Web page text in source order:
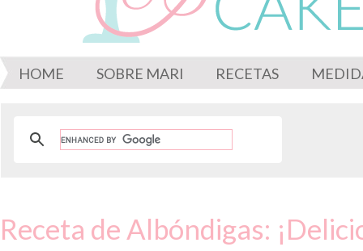
HOME SOBRE MARI RECETAS
Receta de Albóndigas: